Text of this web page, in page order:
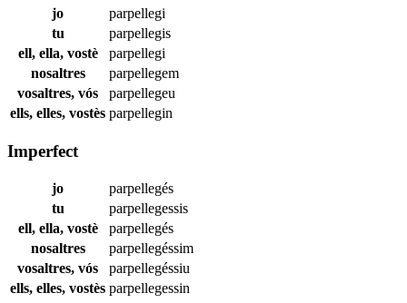
jo
parpellegi
tu
parpellegis
ell, ella, vostè
parpellegi
nosaltres
parpellegem
vosaltres, vós
parpellegeu
ells, elles, vostès parpellegin
Imperfect
jo
parpellegés
tu
parpellegessis
ell, ella, vostè
parpellegés
nosaltres
parpellegéssim
vosaltres, vós
parpellegéssiu
ells, elles, vostès parpellegessin